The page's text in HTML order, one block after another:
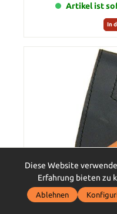
Artikel ist
In
Diese Website
Erfahrung bieten zu
Ablehnen